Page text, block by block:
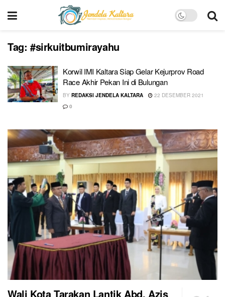
Tag: #sirkuitbumirayahu
Korwil IMI Kaltara Siap Gelar Kejurprov Road
Race Akhir Pekan Ini di Bulungan
BY REDAKSI JENDELA KALTARA
22 DESEMBER 2021
0
Wali Kota Tarakan Lantik Abd. Azis